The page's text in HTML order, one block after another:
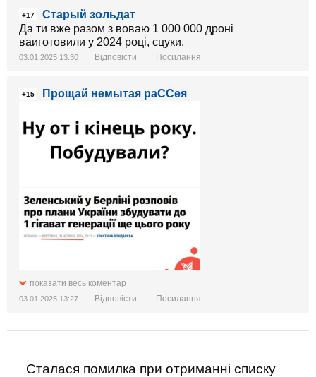
+17
Старый зольдат
Да ти вже разом з воваю 1 000 000 дроні
ваиготовили у 2024 році, сцуки.
03.01.2025 13:30 Відповісти Посилання
+15 Прощай немытая раССея
показати весь коментар
03.01.2025 13:27 Відповісти Посилання
Сталася помилка при отриманні списку